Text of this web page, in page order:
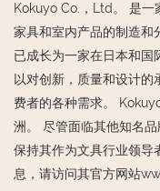
Kokuyo Co.，Ltd。 是一
家具和室内产品的制造和
已成长为一家在日本和国
以对创新，质量和设计的
费者的各种需求。
洲。 尽管面临其他知名
保持其作为文具行业领导
息，请访问其官方网站